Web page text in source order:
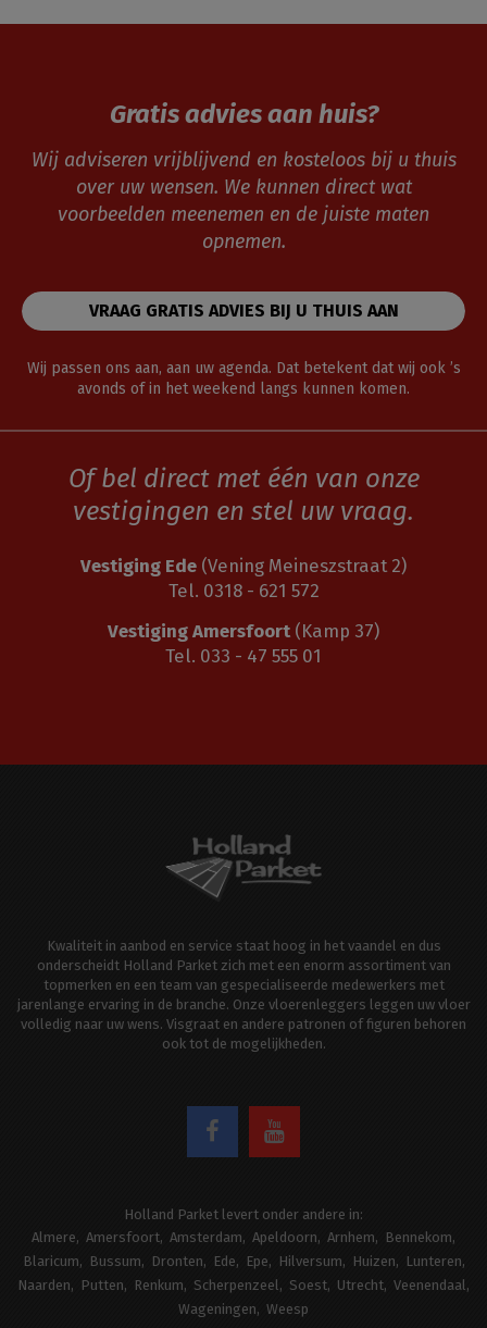
Gratis advies aan huis?
Wij adviseren vrijblijvend en kosteloos bij u thuis
over uw wensen. We kunnen direct wat
voorbeelden meenemen en de juiste maten
opnemen.
VRAAG GRATIS ADVIES BIJ U THUIS AAN
Wij passen ons aan, aan uw agenda. Dat betekent dat wij ook ’s
avonds of in het weekend langs kunnen komen.
Of bel direct met één van onze
vestigingen en stel uw vraag.
Vestiging Ede (Vening Meineszstraat 2)
Tel. 0318 - 621 572
Vestiging Amersfoort (Kamp 37)
Tel. 033 - 47 555 01
Kwaliteit in aanbod en service staat hoog in het vaandel en dus
onderscheidt Holland Parket zich met een enorm assortiment van
topmerken en een team van gespecialiseerde medewerkers met
jarenlange ervaring in de branche. Onze vloerenleggers leggen uw vloer
volledig naar uw wens. Visgraat en andere patronen of figuren behoren
ook tot de mogelijkheden.
Holland Parket levert onder andere in:
Almere
Amersfoort Amsterdam Apeldoorn Arnhem
Bennekom
Blaricum
Bussum Dronten Ede Epe Hilversum Huizen
Lunteren
Naarden
Putten Renkum Scherpenzeel Soest Utrecht Veenendaal
Wageningen
Weesp